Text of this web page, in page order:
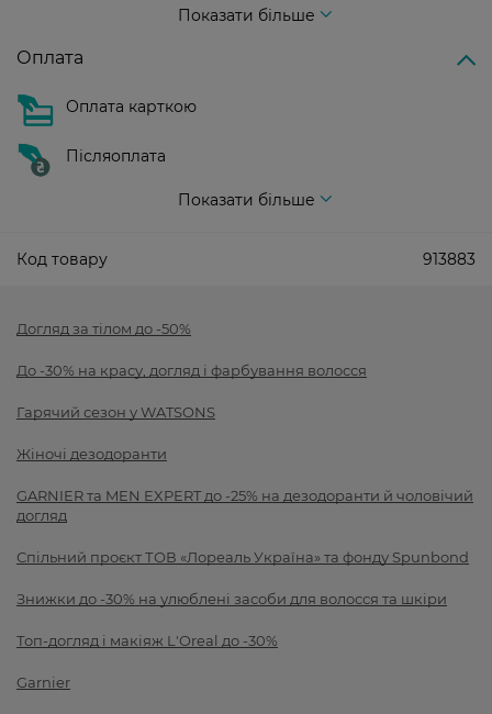
Показати більше
Оплата
Оплата карткою
Післяоплата
Показати більше
Код товару 913883
Догляд за тілом до -50%
До -30% на красу, догляд і фарбування волосся
Гарячий сезон у WATSONS
Жіночі дезодоранти
GARNIER та MEN EXPERT до -25% на дезодоранти й чоловічий
догляд
Спільний проєкт ТОВ «Лореаль Україна» та фонду Spunbond
Знижки до -30% на улюблені засоби для волосся та шкіри
Топ-догляд і макіяж L'Oreal до -30%
Garnier